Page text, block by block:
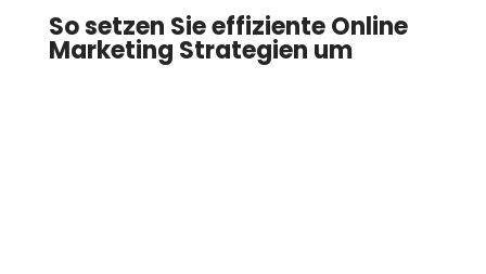
So setzen Sie effiziente Online
Marketing Strategien um